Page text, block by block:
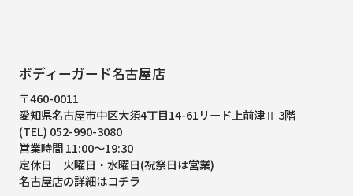
ボディーガード名古屋店
〒460-0011
愛知県名古屋市中区大須4丁目14-61リード上前津Ⅱ 3階
(TEL) 052-990-3080
営業時間 11:00～19:30
定休日 火曜日・水曜日(祝祭日は営業)
名古屋店の詳細はコチラ